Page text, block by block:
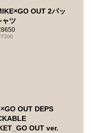
OUT 2パッ
ャツ
7200
OUT DEPS
OUT ver.